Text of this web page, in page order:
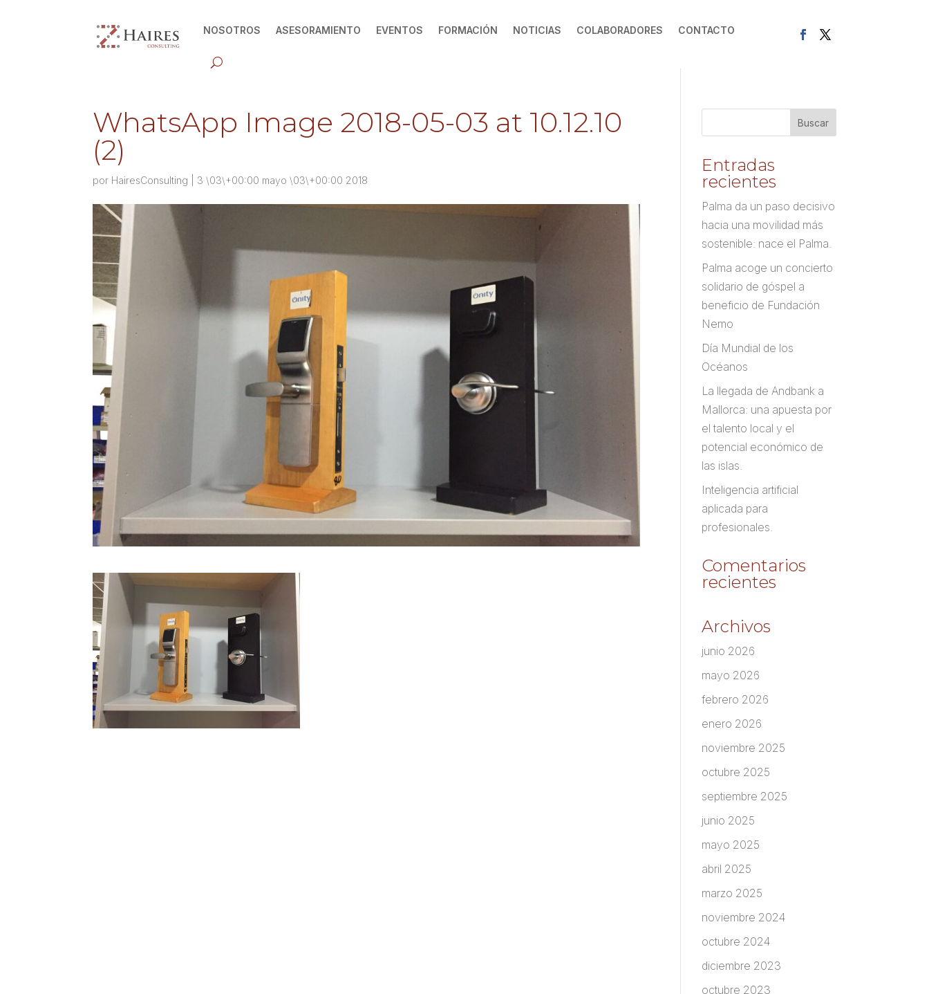
NOSOTROS ASESORAMIENTO EVENTOS FORMACIÓN NOTICIAS COLABORADORES CONTACTO
WhatsApp Image 2018-05-03 at 10.12.10
(2)
por HairesConsulting 3 \03\+00:00 mayo \03\+00:00 2018
Entradas
recientes
Palma da un paso decisivo
hacia una movilidad más
sostenible: nace el Palma.
Palma acoge un concierto
solidario de góspel a
beneficio de Fundación
Nemo
Día Mundial de los
Océanos
La llegada de Andbank a
Mallorca: una apuesta por
el talento local y el
potencial económico de
las islas.
Inteligencia artificial
aplicada para
profesionales.
Comentarios
recientes
Archivos
junio 2026
mayo 2026
febrero 2026
enero 2026
noviembre 2025
octubre 2025
septiembre 2025
junio 2025
mayo 2025
abril 2025
marzo 2025
noviembre 2024
octubre 2024
diciembre 2023
octubre 2023